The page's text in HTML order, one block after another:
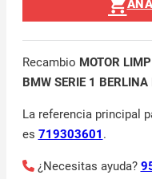
Recambio MOTOR
BMW SERIE 1 BERLINA
La referencia principal
es 719303601 .
¿Necesitas ayuda?